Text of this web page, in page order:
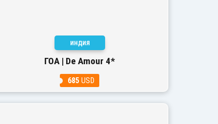
ИНДИЯ
ГОА | De Amour 4*
685 USD